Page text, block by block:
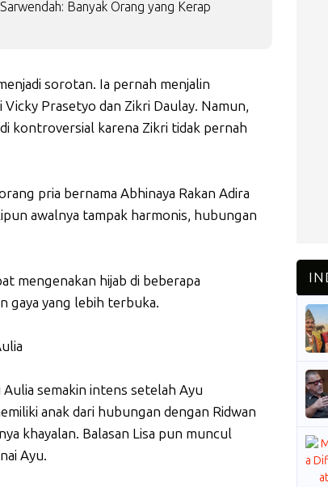
Banyak Orang yang Kerap
sorotan. Ia pernah menjalin
Prasetyo dan Zikri Daulay. Namun,
kontroversial karena Zikri tidak pernah
pria bernama Abhinaya Rakan Adira
awalnya tampak harmonis, hubungan
mengenakan hijab di beberapa
gaya yang lebih terbuka.
semakin intens setelah Ayu
anak dari hubungan dengan Ridwan
khayalan. Balasan Lisa pun muncul
Ayu.